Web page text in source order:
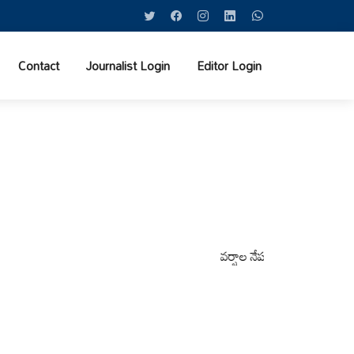
Contact Journalist Login Editor Login
వర్షాల నేపథ్యంలో కోటపల్లి, వేమనపల్లి